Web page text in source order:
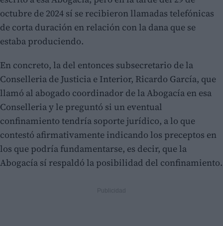
octubre de 2024 sí se recibieron llamadas telefónicas
de corta duración en relación con la dana que se
estaba produciendo.
En concreto, la del entonces subsecretario de la
Conselleria de Justicia e Interior, Ricardo García, que
llamó al abogado coordinador de la Abogacía en esa
Conselleria y le preguntó si un eventual
confinamiento tendría soporte jurídico, a lo que
contestó afirmativamente indicando los preceptos en
los que podría fundamentarse, es decir, que la
Abogacía sí respaldó la posibilidad del confinamiento.